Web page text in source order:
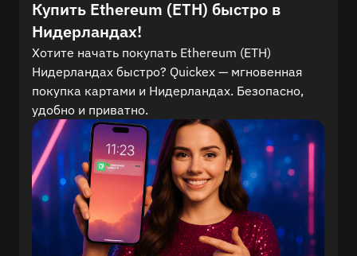
Купить Ethereum (ETH) быстро в
Нидерландах!
Хотите начать покупать Ethereum (ETH)
Нидерландах быстро? Quickex — мгновенная
покупка картами и Нидерландах. Безопасно,
удобно и приватно.